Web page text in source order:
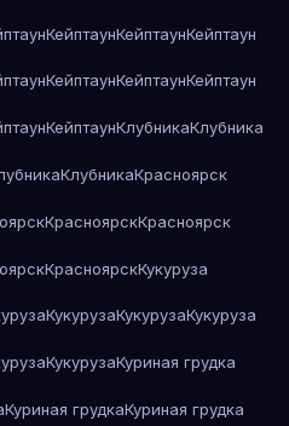
КейптаунКейптаунКейптаун
КейптаунКейптаунКейптаун
КейптаунКлубникаКлубника
КлубникаКрасноярск
КрасноярскКрасноярск
КрасноярскКукуруза
КукурузаКукурузаКукуруза
КукурузаКуриная грудка
Куриная грудкаКуриная грудка